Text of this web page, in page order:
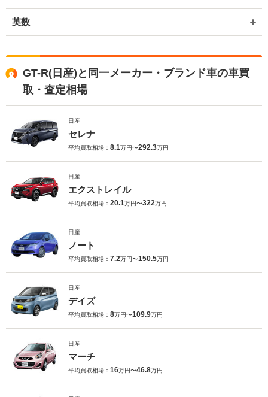
英数
GT-R(日産)と同一メーカー・ブランド車の車買
取・査定相場
日産
セレナ
平均買取相場： 8.1万円〜292.3万円
日産
エクストレイル
平均買取相場： 20.1万円〜322万円
日産
ノート
平均買取相場： 7.2万円〜150.5万円
日産
デイズ
平均買取相場： 8万円〜109.9万円
日産
マーチ
平均買取相場： 16万円〜46.8万円